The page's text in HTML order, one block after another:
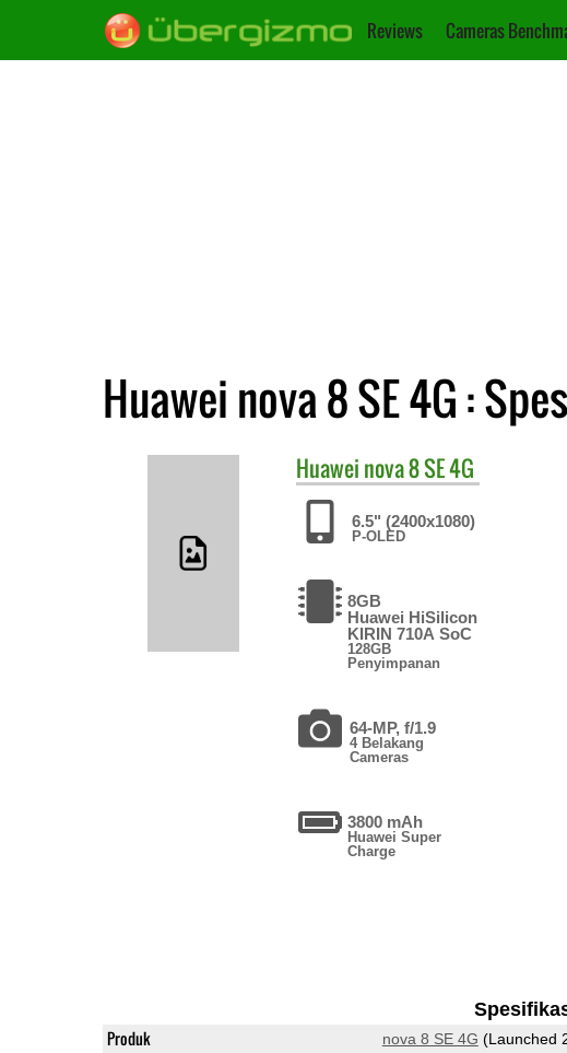
Reviews Cameras
Huawei nova 8 SE 4G :
Huawei nova 8 SE 4G
6.5" (2400x1080)
P-OLED
8GB
Huawei HiSilicon
KIRIN 710A SoC
128GB
Penyimpanan
64-MP, f/1.9
4 Belakang
Cameras
3800 mAh
Huawei Super
Charge
Produk nova 8 SE 4G (Launched